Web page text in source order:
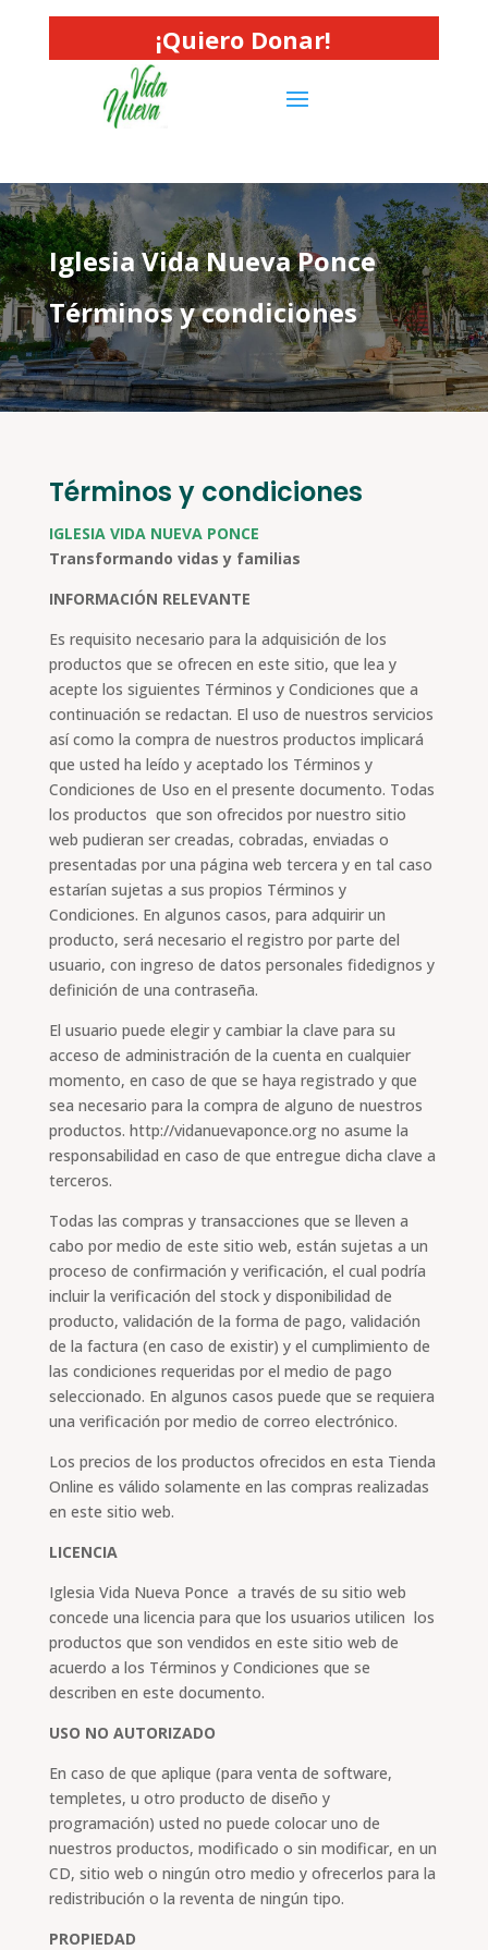
¡Quiero Donar!
Iglesia Vida Nueva Ponce
Términos y condiciones
Términos y condiciones
IGLESIA VIDA NUEVA PONCE
Transformando vidas y familias
INFORMACIÓN RELEVANTE
Es requisito necesario para la adquisición de los
productos que se ofrecen en este sitio, que lea y
acepte los siguientes Términos y Condiciones que a
continuación se redactan. El uso de nuestros servicios
así como la compra de nuestros productos implicará
que usted ha leído y aceptado los Términos y
Condiciones de Uso en el presente documento. Todas
los productos que son ofrecidos por nuestro sitio
web pudieran ser creadas, cobradas, enviadas o
presentadas por una página web tercera y en tal caso
estarían sujetas a sus propios Términos y
Condiciones. En algunos casos, para adquirir un
producto, será necesario el registro por parte del
usuario, con ingreso de datos personales fidedignos y
definición de una contraseña.
El usuario puede elegir y cambiar la clave para su
acceso de administración de la cuenta en cualquier
momento, en caso de que se haya registrado y que
sea necesario para la compra de alguno de nuestros
productos. http://vidanuevaponce.org no asume la
responsabilidad en caso de que entregue dicha clave a
terceros.
Todas las compras y transacciones que se lleven a
cabo por medio de este sitio web, están sujetas a un
proceso de confirmación y verificación, el cual podría
incluir la verificación del stock y disponibilidad de
producto, validación de la forma de pago, validación
de la factura (en caso de existir) y el cumplimiento de
las condiciones requeridas por el medio de pago
seleccionado. En algunos casos puede que se requiera
una verificación por medio de correo electrónico.
Los precios de los productos ofrecidos en esta Tienda
Online es válido solamente en las compras realizadas
en este sitio web.
LICENCIA
Iglesia Vida Nueva Ponce a través de su sitio web
concede una licencia para que los usuarios utilicen los
productos que son vendidos en este sitio web de
acuerdo a los Términos y Condiciones que se
describen en este documento.
USO NO AUTORIZADO
En caso de que aplique (para venta de software,
templetes, u otro producto de diseño y
programación) usted no puede colocar uno de
nuestros productos, modificado o sin modificar, en un
CD, sitio web o ningún otro medio y ofrecerlos para la
redistribución o la reventa de ningún tipo.
PROPIEDAD